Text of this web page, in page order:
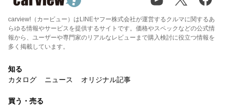
carview!（カービュー）はLINEヤフー株式会社が運営するクルマに関するあ
らゆる情報やサービスを提供するサイトです。価格やスペックなどの公式情
報から、ユーザーや専門家のリアルなレビューまで購入検討に役立つ情報を
多く掲載しています。
知る
カタログ
ニュース オリジナル記事
買う・売る